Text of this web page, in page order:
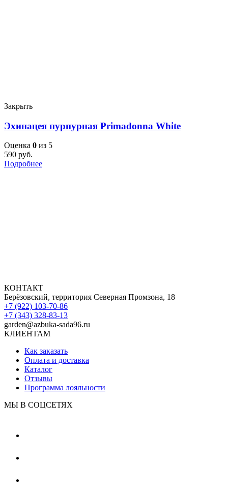
Закрыть
Эхинацея пурпурная Primadonna White
Оценка 0 из 5
590 руб.
Подробнее
КОНТАКТ
Берёзовский, территория Северная Промзона, 18
+7 (922) 103-70-86
+7 (343) 328-83-13
garden@azbuka-sada96.ru
КЛИЕНТАМ
Как заказать
Оплата и доставка
Каталог
Отзывы
Программа лояльности
МЫ В СОЦСЕТЯХ